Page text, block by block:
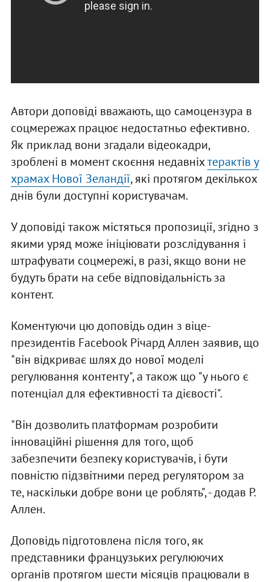
Автори доповіді вважають, що самоцензура в
соцмережах працює недостатньо ефективно.
Як приклад вони згадали відеокадри,
зроблені в момент скоєння недавніхтерактів у
храмах Нової Зеландії, які протягом декількох
днів були доступні користувачам.
У доповіді також містяться пропозиції, згідно з
якими уряд може ініціювати розслідування і
штрафувати соцмережі, в разі, якщо вони не
будуть брати на себе відповідальність за
контент.
Коментуючи цю доповідь один з віце-
президентів Facebook Річард Аллен заявив, що
"він відкриває шлях до нової моделі
регулювання контенту", а також що "у нього є
потенціал для ефективності та дієвості".
"Він дозволить платформам розробити
інноваційні рішення для того, щоб
забезпечити безпеку користувачів, і бути
повністю підзвітними перед регулятором за
те, наскільки добре вони це роблять", - додав Р.
Аллен.
Доповідь підготовлена після того, як
представники французьких регулюючих
органів протягом шести місяців працювали в